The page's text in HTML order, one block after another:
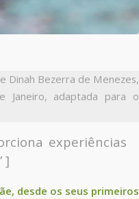
Dinah Bezerra de Menezes,
Janeiro, adaptada para o
experiências
]
desde os seus primeiros